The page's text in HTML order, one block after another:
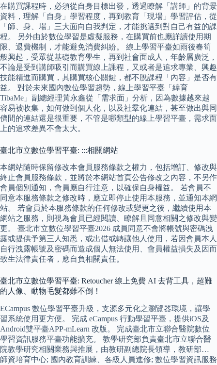
在購買課程時，必須從自身目標出發，透過瞭解「講師」的背景
資料，理解「自身」學習程度，再到教育「現場」學習評估，從
「師、身、場」三大面向自我判定，才能挑選到對自己有益的課
程。 另外由於數位學習是虛擬服務，在購買前也應詳讀使用期
限、退費機制，才能避免消費糾紛。 線上學習平臺如雨後春筍
般興起，受眾從基礎教育學生，再到社會面成人，年齡層廣泛，
不論是受到講師吸引而購買線上課程，又或者是追求專業、興趣
技能精進而購買，其購買核心關鍵，都不脫課程「內容」是否有
益。 對於未來國內數位學習趨勢，線上學習平臺「緯育
TibaMe」副總經理黃永鑫從「需求面」分析，因為數據越來越
容易被收集，如何做到個人化，以及社羣化連結，甚至做出與同
儕間的連結還是很重要，不管是哪類型的線上學習平臺，需求面
上的追求差異不會太大。
臺北市立數位學習平臺: :::相關網站
本網站隨時保留修改本會員服務條款之權力，包括增訂、修改與
終止會員服務條款，並將於本網站首頁公告修改之內容，不另作
會員個別通知，會員應自行注意，以確保自身權益。 若會員不
同意本服務條款之修改時，應立即停止使用本服務，並通知本網
站。 若會員於本服務條款的任何修改或變更之後，繼續使用本
網站之服務，則視為會員已經閱讀、瞭解且同意相關之修改與變
更。 臺北市立數位學習平臺2026 成員同意不會將帳號與密碼洩
露或提供予第三人知悉，或出借或轉讓他人使用，若因會員本人
自行洩露帳號及密碼而造成個人無法使用、會員權益損失及因而
致生法律責任者，應自負相關責任。
臺北市立數位學習平臺: Retoucher 線上免費 AI 去背工具，超難
的人像、動物毛髮都難不倒！
ECampus 數位學習平臺升級，支源多元化之瀏覽器環境，讓學
習系統使用更方便。 完成 eCampus 行動學習平臺，提供iOS及
Android雙平臺APP-mLearn 改版。 完成臺北市立聯合醫院數位
學習資訊服務平臺功能擴充。 教學研究部負責臺北市立聯合醫
院教學研究相關業務與推展，由教研副總院長領導，教研部…
師資培育中心; 國內教育訓練、各級人員進修; 數位學習資訊服務